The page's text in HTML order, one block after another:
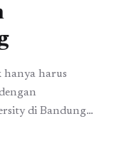
hanya harus
di Bandung